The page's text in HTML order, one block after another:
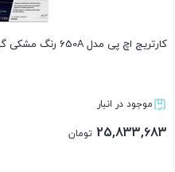
کارتریج اچ پی مدل 650A رنگ مشکی گرید A
موجود در انبار
25,833,683 تومان